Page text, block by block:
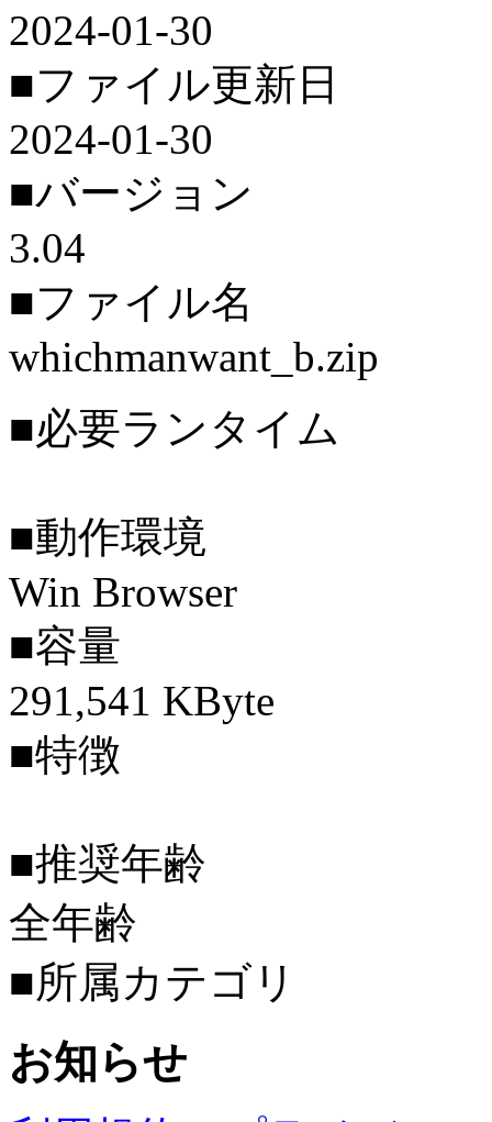
2024-01-30
■ファイル更新日
2024-01-30
■バージョン
3.04
■ファイル名
whichmanwant_b.zip
■必要ランタイム
■動作環境
Win Browser
■容量
291,541 KByte
■特徴
■推奨年齢
全年齢
■所属カテゴリ
お知らせ